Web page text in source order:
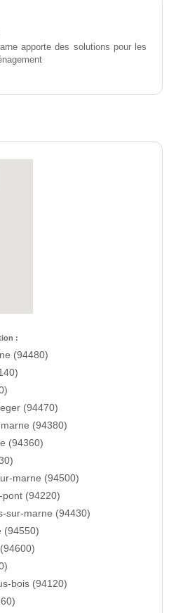
apporte des solutions pour les
:
(94480)
(94470)
(94380)
(94360)
marne (94500)
pont (94220)
sur-marne (94430)
(94550)
bois (94120)